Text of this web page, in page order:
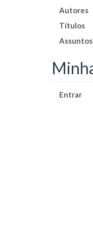
Autores
Títulos
Assuntos
Entrar